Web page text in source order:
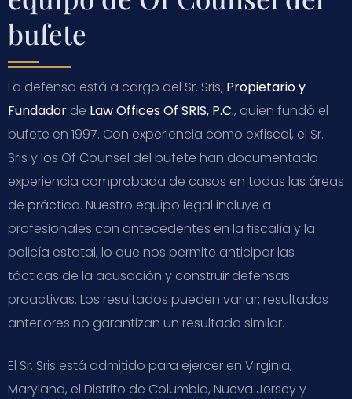
bufete
La defensa está a cargo del Sr. Sris, Propietario y
Fundador de Law Offices Of SRIS, P.C., quien fundó el
bufete en 1997. Con experiencia como exfiscal, el Sr.
Sris y los Of Counsel del bufete han documentado
experiencia comprobada de casos en todas las áreas
de práctica. Nuestro equipo legal incluye a
profesionales con antecedentes en la fiscalía y la
policía estatal, lo que nos permite anticipar las
tácticas de la acusación y construir defensas
proactivas. Los resultados pueden variar; resultados
anteriores no garantizan un resultado similar.
El Sr. Sris está admitido para ejercer en Virginia,
Maryland, el Distrito de Columbia, Nueva Jersey y